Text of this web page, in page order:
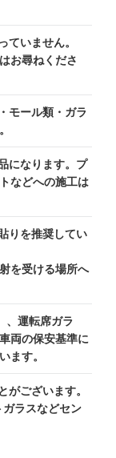
ていません。
お尋ねくださ
モール類・ガラ
になります。プ
などへの施工は
りを推奨してい
を受ける場所へ
、運転席ガラ
両の保安基準に
ます。
ございます。
ラスなどセン